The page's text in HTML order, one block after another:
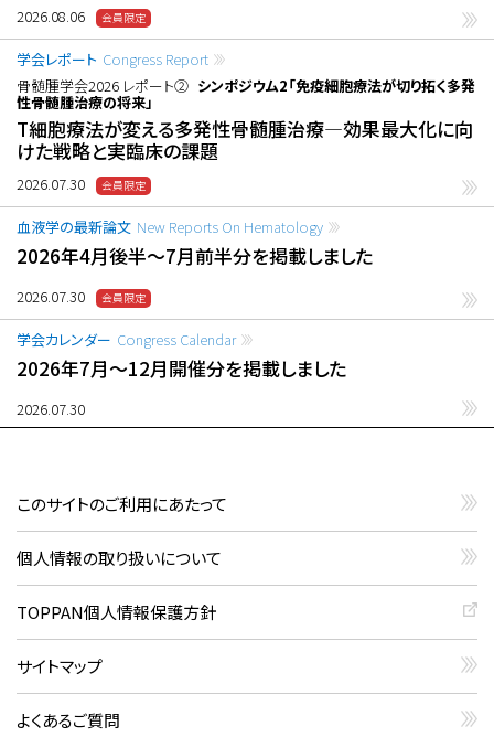
2026.08.06
学会レポート Congress Report
骨髄腫学会2026 レポート② シンポジウム2「免疫細胞療法が切り拓く多発
性骨髄腫治療の将来」
T細胞療法が変える多発性骨髄腫治療―効果最大化に向
けた戦略と実臨床の課題
2026.07.30
血液学の最新論文 New Reports On Hematology
2026年4月後半〜7月前半分を掲載しました
2026.07.30
学会カレンダー Congress Calendar
2026年7月〜12月開催分を掲載しました
2026.07.30
このサイトのご利用にあたって
個人情報の取り扱いについて
TOPPAN個人情報保護方針
サイトマップ
よくあるご質問